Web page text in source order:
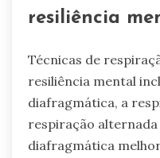
resiliência
Técnicas de
resiliência mental
diafragmática, a
respiração
diafragmática